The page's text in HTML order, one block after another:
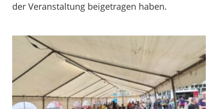
der Veranstaltung beigetragen haben.